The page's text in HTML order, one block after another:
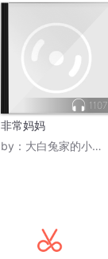
1107
非常妈妈
by： 大白兔家的小白兔